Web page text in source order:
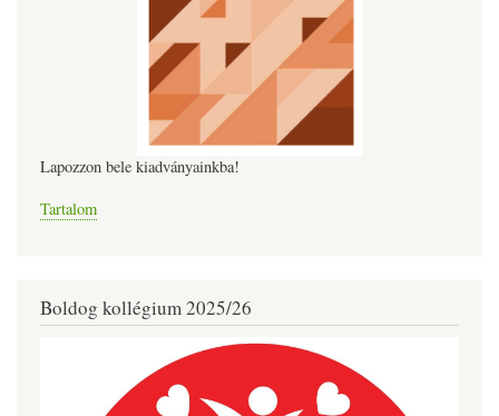
Lapozzon bele kiadványainkba!
Tartalom
Boldog kollégium 2025/26